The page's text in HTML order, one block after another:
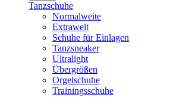
Tanzschuhe
Normalweite
Extraweit
Schuhe für Einlagen
Tanzsneaker
Ultralight
Übergrößen
Orgelschuhe
Trainingsschuhe